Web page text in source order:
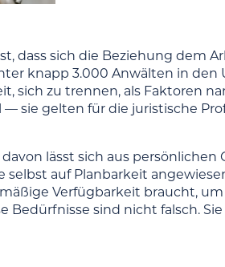
dass sich die Beziehung dem
knapp 3.000 Anwälten in den
sich zu trennen, als Faktoren
sie gelten für die juristische
lässt sich aus persönlichen
auf Planbarkeit
Verfügbarkeit braucht,
Bedürfnisse sind nicht falsch.